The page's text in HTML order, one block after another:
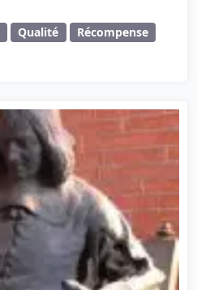
Qualité
Récompense